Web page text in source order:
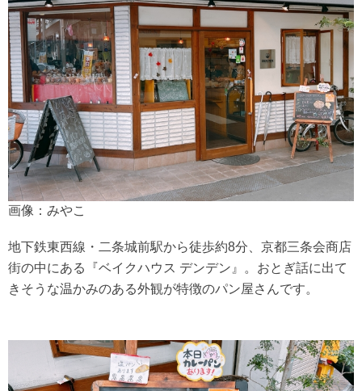
画像：みやこ
地下鉄東西線・二条城前駅から徒歩約8分、京都三条会商店
街の中にある『ベイクハウス デンデン』。おとぎ話に出て
きそうな温かみのある外観が特徴のパン屋さんです。